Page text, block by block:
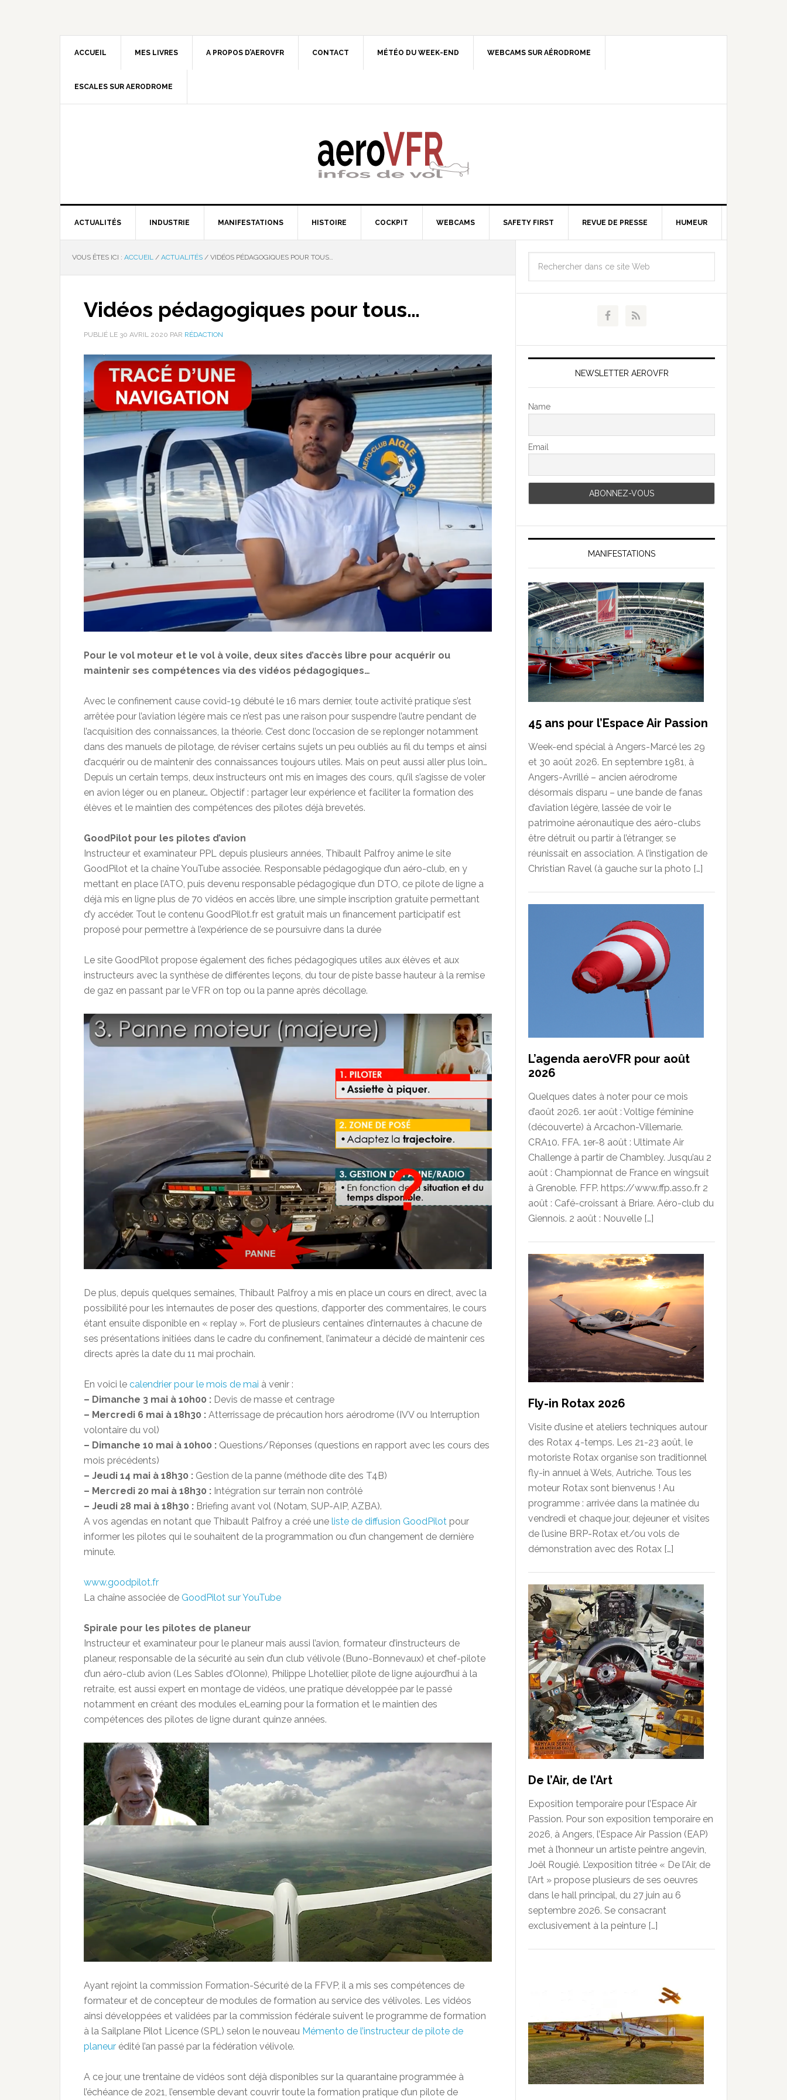
ACCUEIL MES LIVRES A PROPOS D’AEROVFR CONTACT MÉTÉO DU WEEK-END WEBCAMS SUR AÉRODROME
ESCALES SUR AERODROME
ACTUALITÉS INDUSTRIE MANIFESTATIONS HISTOIRE COCKPIT WEBCAMS SAFETY FIRST REVUE DE PRESSE HUMEUR
VOUS ÊTES ICI : ACCUEIL / ACTUALITÉS / VIDÉOS PÉDAGOGIQUES POUR TOUS…
Vidéos pédagogiques pour tous…
PUBLIÉ LE 30 AVRIL 2020 PAR RÉDACTION
Pour le vol moteur et le vol à voile, deux sites d’accès libre pour acquérir ou
maintenir ses compétences via des vidéos pédagogiques…
Avec le confinement cause covid-19 débuté le 16 mars dernier, toute activité pratique s’est
arrêtée pour l’aviation légère mais ce n’est pas une raison pour suspendre l’autre pendant de
l’acquisition des connaissances, la théorie. C’est donc l’occasion de se replonger notamment
dans des manuels de pilotage, de réviser certains sujets un peu oubliés au fil du temps et ainsi
d’acquérir ou de maintenir des connaissances toujours utiles. Mais on peut aussi aller plus loin…
Depuis un certain temps, deux instructeurs ont mis en images des cours, qu’il s’agisse de voler
en avion léger ou en planeur… Objectif : partager leur expérience et faciliter la formation des
élèves et le maintien des compétences des pilotes déjà brevetés.
GoodPilot pour les pilotes d’avion
Instructeur et examinateur PPL depuis plusieurs années, Thibault Palfroy anime le site
GoodPilot et la chaîne YouTube associée. Responsable pédagogique d’un aéro-club, en y
mettant en place l’ATO, puis devenu responsable pédagogique d’un DTO, ce pilote de ligne a
déjà mis en ligne plus de 70 vidéos en accès libre, une simple inscription gratuite permettant
d’y accéder. Tout le contenu GoodPilot.fr est gratuit mais un financement participatif est
proposé pour permettre à l’expérience de se poursuivre dans la durée
Le site GoodPilot propose également des fiches pédagogiques utiles aux élèves et aux
instructeurs avec la synthèse de différentes leçons, du tour de piste basse hauteur à la remise
de gaz en passant par le VFR on top ou la panne après décollage.
De plus, depuis quelques semaines, Thibault Palfroy a mis en place un cours en direct, avec la
possibilité pour les internautes de poser des questions, d’apporter des commentaires, le cours
étant ensuite disponible en « replay ». Fort de plusieurs centaines d’internautes à chacune de
ses présentations initiées dans le cadre du confinement, l’animateur a décidé de maintenir ces
directs après la date du 11 mai prochain.
En voici le calendrier pour le mois de mai à venir :
– Dimanche 3 mai à 10h00 : Devis de masse et centrage
– Mercredi 6 mai à 18h30 : Atterrissage de précaution hors aérodrome (IVV ou Interruption
volontaire du vol)
– Dimanche 10 mai à 10h00 : Questions/Réponses (questions en rapport avec les cours des
mois précédents)
– Jeudi 14 mai à 18h30 : Gestion de la panne (méthode dite des T4B)
– Mercredi 20 mai à 18h30 : Intégration sur terrain non contrôlé
– Jeudi 28 mai à 18h30 : Briefing avant vol (Notam, SUP-AIP, AZBA).
A vos agendas en notant que Thibault Palfroy a créé une liste de diffusion GoodPilot pour
informer les pilotes qui le souhaitent de la programmation ou d’un changement de dernière
minute.
www.goodpilot.fr
La chaîne associée de GoodPilot sur YouTube
Spirale pour les pilotes de planeur
Instructeur et examinateur pour le planeur mais aussi l’avion, formateur d’instructeurs de
planeur, responsable de la sécurité au sein d’un club vélivole (Buno-Bonnevaux) et chef-pilote
d’un aéro-club avion (Les Sables d’Olonne), Philippe Lhotellier, pilote de ligne aujourd’hui à la
retraite, est aussi expert en montage de vidéos, une pratique développée par le passé
notamment en créant des modules eLearning pour la formation et le maintien des
compétences des pilotes de ligne durant quinze années.
Ayant rejoint la commission Formation-Sécurité de la FFVP, il a mis ses compétences de
formateur et de concepteur de modules de formation au service des vélivoles. Les vidéos
ainsi développées et validées par la commission fédérale suivent le programme de formation
à la Sailplane Pilot Licence (SPL) selon le nouveau Mémento de l’instructeur de pilote de
planeur édité l’an passé par la fédération vélivole.
A ce jour, une trentaine de vidéos sont déjà disponibles sur la quarantaine programmée à
l’échéance de 2021, l’ensemble devant couvrir toute la formation pratique d’un pilote de
NEWSLETTER AEROVFR
Name
Email
MANIFESTATIONS
45 ans pour l’Espace Air Passion
Week-end spécial à Angers-Marcé les 29
et 30 août 2026. En septembre 1981, à
Angers-Avrillé – ancien aérodrome
désormais disparu – une bande de fanas
d’aviation légère, lassée de voir le
patrimoine aéronautique des aéro-clubs
être détruit ou partir à l’étranger, se
réunissait en association. A l’instigation de
Christian Ravel (à gauche sur la photo […]
L’agenda aeroVFR pour août
2026
Quelques dates à noter pour ce mois
d’août 2026. 1er août : Voltige féminine
(découverte) à Arcachon-Villemarie.
CRA10. FFA. 1er-8 août : Ultimate Air
Challenge à partir de Chambley. Jusqu’au 2
août : Championnat de France en wingsuit
à Grenoble. FFP. https://www.ffp.asso.fr 2
août : Café-croissant à Briare. Aéro-club du
Giennois. 2 août : Nouvelle […]
Fly-in Rotax 2026
Visite d’usine et ateliers techniques autour
des Rotax 4-temps. Les 21-23 août, le
motoriste Rotax organise son traditionnel
fly-in annuel à Wels, Autriche. Tous les
moteur Rotax sont bienvenus ! Au
programme : arrivée dans la matinée du
vendredi et chaque jour, dejeuner et visites
de l’usine BRP-Rotax et/ou vols de
démonstration avec des Rotax […]
De l’Air, de l’Art
Exposition temporaire pour l’Espace Air
Passion. Pour son exposition temporaire en
2026, à Angers, l’Espace Air Passion (EAP)
met à l’honneur un artiste peintre angevin,
Joël Rougié. L’exposition titrée « De l’Air, de
l’Art » propose plusieurs de ses oeuvres
dans le hall principal, du 27 juin au 6
septembre 2026. Se consacrant
exclusivement à la peinture […]